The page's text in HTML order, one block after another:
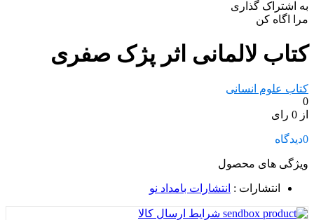
به اشتراک گذاری
مرا اگاه کن
کتاب لالمانی اثر پژک صفری
کتاب علوم انسانی
0
از 0 رای
0دیدگاه
ویژگی های محصول
انتشارات : انتشارات بامداد نو
شرایط ارسال کالا